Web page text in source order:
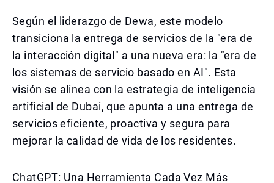
Según el liderazgo de Dewa, este modelo
transiciona la entrega de servicios de la "era de
la interacción digital" a una nueva era: la "era de
los sistemas de servicio basado en AI". Esta
visión se alinea con la estrategia de inteligencia
artificial de Dubai, que apunta a una entrega de
servicios eficiente, proactiva y segura para
mejorar la calidad de vida de los residentes.
ChatGPT: Una Herramienta Cada Vez Más